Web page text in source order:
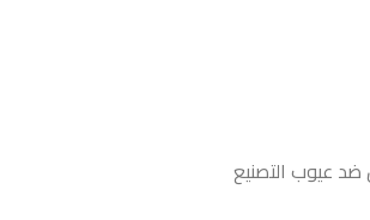
ضد عيوب التصنيع